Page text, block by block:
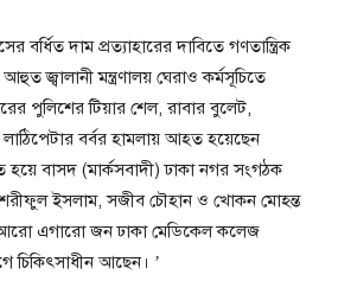
বর্ধিত দাম প্রত্যাহারের দাবিতে গণতান্ত্রিক
জ্বালানী মন্ত্রণালয় ঘেরাও কর্মসূচিতে
পুলিশের টিয়ার শেল, রাবার বুলেট,
বর্বর হামলায় আহত হয়েছেন
বাসদ (মার্কসবাদী) ঢাকা নগর সংগঠক
শরীফুল ইসলাম, সজীব চৌহান ও খোকন মোহন্ত
আরো এগারো জন ঢাকা মেডিকেল কলেজ
চিকিৎসাধীন আছেন। ’